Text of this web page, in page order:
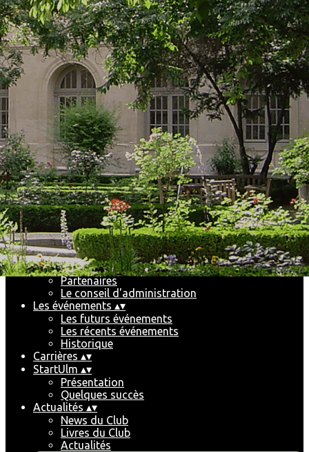
Exporter les lignes sélectionnées
Exporter toutes les colonnes
Exporter uniquement les colonnes affichées
Menu
<
>
News du Club
Livres du Club
Actualités
Ajoutez un logo, un bouton, des réseaux sociaux
Cliquez pour éditer
Accueil▴▾
Le Club▴▾
Pourquoi et comment nous rejoindre
Partenaires
Le conseil d'administration
Les événements ▴▾
Les futurs événements
Les récents événements
Historique
Carrières ▴▾
StartUlm ▴▾
Présentation
Quelques succès
Actualités ▴▾
News du Club
Livres du Club
Actualités